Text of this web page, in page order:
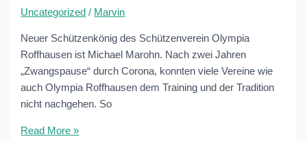
Uncategorized / Marvin
Neuer Schützenkönig des Schützenverein Olympia
Roffhausen ist Michael Marohn. Nach zwei Jahren
„Zwangspause“ durch Corona, konnten viele Vereine wie
auch Olympia Roffhausen dem Training und der Tradition
nicht nachgehen. So
Michael
Read More »